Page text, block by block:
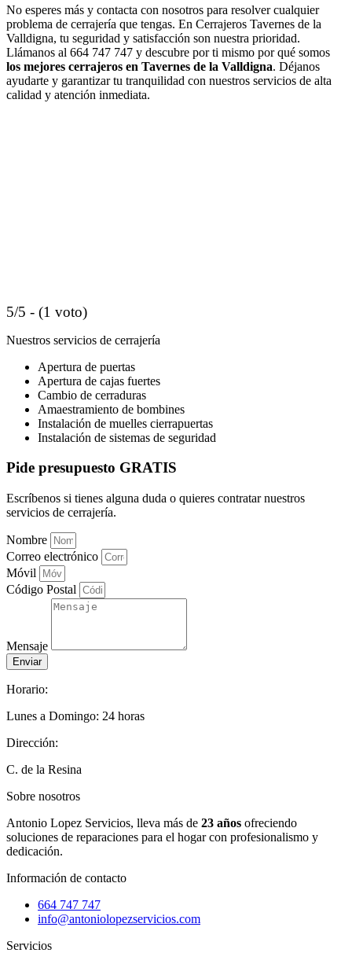
No esperes más y contacta con nosotros para resolver cualquier
problema de cerrajería que tengas. En Cerrajeros Tavernes de la
Valldigna, tu seguridad y satisfacción son nuestra prioridad.
Llámanos al 664 747 747 y descubre por ti mismo por qué somos
los mejores cerrajeros en Tavernes de la Valldigna. Déjanos
ayudarte y garantizar tu tranquilidad con nuestros servicios de alta
calidad y atención inmediata.
5/5 - (1 voto)
Nuestros servicios de cerrajería
Apertura de puertas
Apertura de cajas fuertes
Cambio de cerraduras
Amaestramiento de bombines
Instalación de muelles cierrapuertas
Instalación de sistemas de seguridad
Pide presupuesto GRATIS
Escríbenos si tienes alguna duda o quieres contratar nuestros
servicios de cerrajería.
Nombre
Correo electrónico
Móvil
Código Postal
Mensaje
Enviar
Horario:
Lunes a Domingo: 24 horas
Dirección:
C. de la Resina
Sobre nosotros
Antonio Lopez Servicios, lleva más de 23 años ofreciendo
soluciones de reparaciones para el hogar con profesionalismo y
dedicación.
Información de contacto
664 747 747
info@antoniolopezservicios.com
Servicios